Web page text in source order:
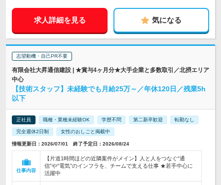
求人詳細を見る 気になる
志望動機・自己PR不要
有限会社大昇通信建設 | ★賞与4ヶ月分★大手企業と多数取引／北摂エリア
中心
【技術スタッフ】未経験でも月給25万～／年休120日／残業5h
以下
正社員 職種・業種未経験OK 学歴不問 第二新卒歓迎 転勤なし
完全週休2日制 女性のおしごと掲載中
情報更新日：2026/07/01 終了予定日：2026/08/24
仕事内容
【片道1時間ほどの近隣案件がメイン】人と人をつなぐ“通
信”や“電気”のインフラを、チームで支える仕事 ★若手中心に
活躍中